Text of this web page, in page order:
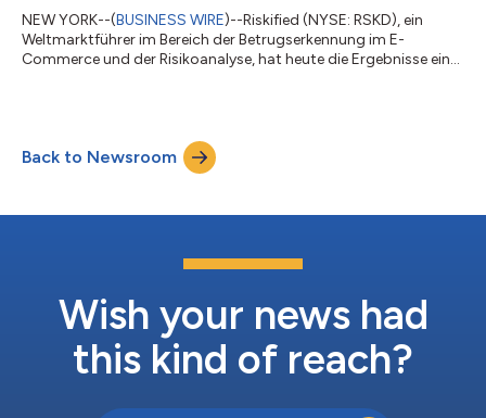
NEW YORK--(BUSINESS WIRE)--Riskified (NYSE: RSKD), ein
Weltmarktführer im Bereich der Betrugserkennung im E-
Commerce und der Risikoanalyse, hat heute die Ergebnisse einer
sowie ihrem Vertrauen in digitale und KI-gestützte Reisetools
befasste. Die unter mehr als 4.000 Verbrauchern in den USA, im
Vereinigten Königreich, in China,...
Back to Newsroom
Wish your news had
this kind of reach?